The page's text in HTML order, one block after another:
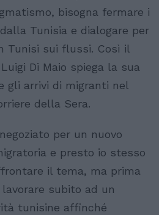
bisogna fermare i
Tunisia e dialogare per
Tunisi sui flussi. Così il
Di Maio spiega la sua
gli arrivi di migranti nel
della Sera.
per un nuovo
e presto io stesso
il tema, ma prima
subito ad un
tunisine affinché